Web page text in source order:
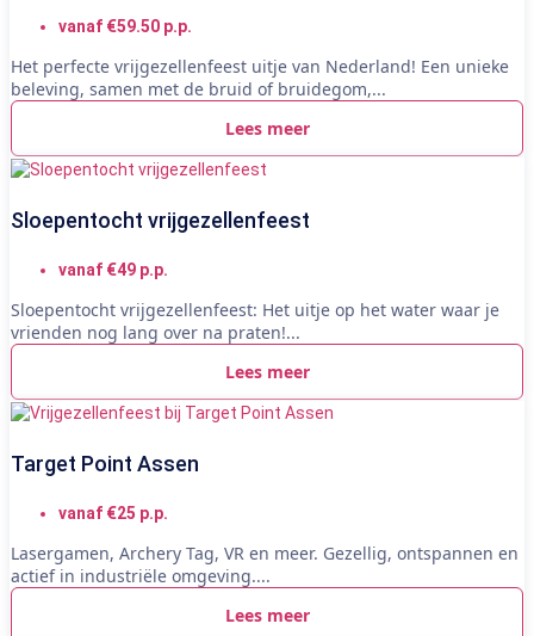
vanaf €59.50 p.p.
Het perfecte vrijgezellenfeest uitje van Nederland! Een unieke
beleving, samen met de bruid of bruidegom,...
Lees meer
Sloepentocht vrijgezellenfeest
vanaf €49 p.p.
Sloepentocht vrijgezellenfeest: Het uitje op het water waar je
vrienden nog lang over na praten!...
Lees meer
Target Point Assen
vanaf €25 p.p.
Lasergamen, Archery Tag, VR en meer. Gezellig, ontspannen en
actief in industriële omgeving....
Lees meer